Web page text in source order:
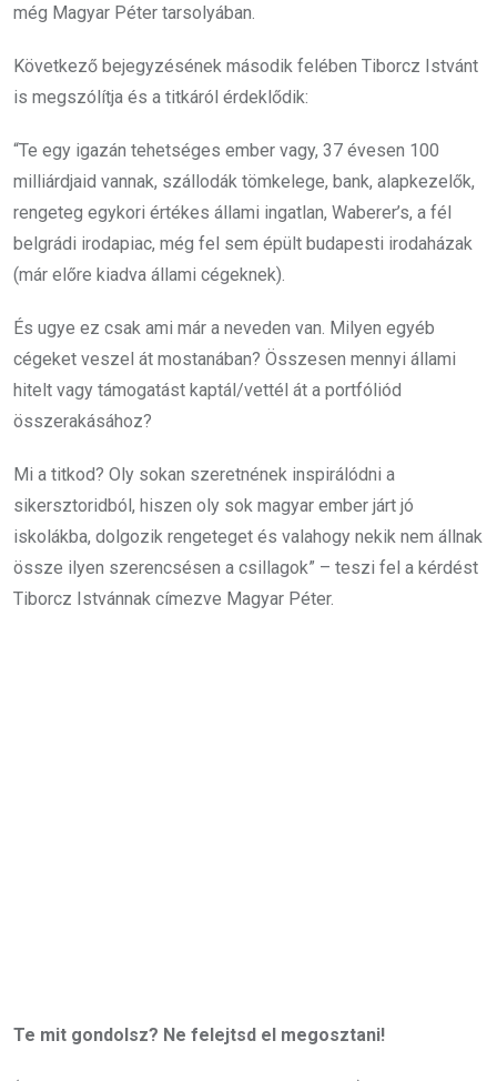
még Magyar Péter tarsolyában.
Következő bejegyzésének második felében Tiborcz Istvánt
is megszólítja és a titkáról érdeklődik:
“Te egy igazán tehetséges ember vagy, 37 évesen 100
milliárdjaid vannak, szállodák tömkelege, bank, alapkezelők,
rengeteg egykori értékes állami ingatlan, Waberer’s, a fél
belgrádi irodapiac, még fel sem épült budapesti irodaházak
(már előre kiadva állami cégeknek).
És ugye ez csak ami már a neveden van. Milyen egyéb
cégeket veszel át mostanában? Összesen mennyi állami
hitelt vagy támogatást kaptál/vettél át a portfóliód
összerakásához?
Mi a titkod? Oly sokan szeretnének inspirálódni a
sikersztoridból, hiszen oly sok magyar ember járt jó
iskolákba, dolgozik rengeteget és valahogy nekik nem állnak
össze ilyen szerencsésen a csillagok” – teszi fel a kérdést
Tiborcz Istvánnak címezve Magyar Péter.
Te mit gondolsz? Ne felejtsd el megosztani!